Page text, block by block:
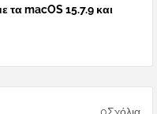
τα macOS 15.7.9 και
0Σχόλια